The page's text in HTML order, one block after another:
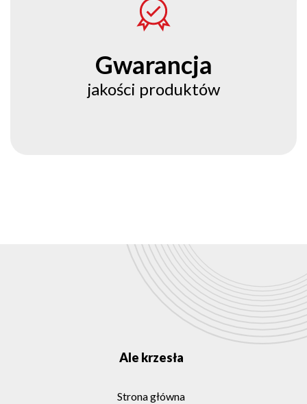
Gwarancja
jakości produktów
Ale krzesła
Strona główna